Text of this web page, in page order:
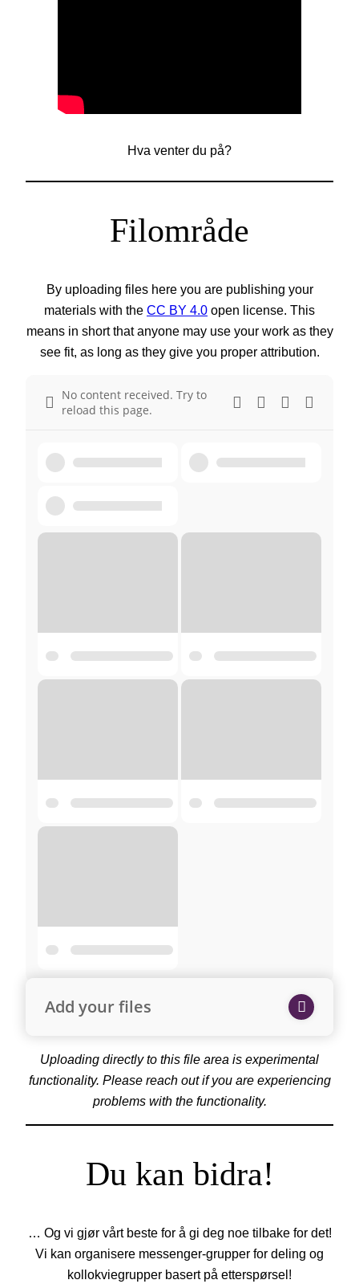
Hva venter du på?
Filområde
By uploading files here you are publishing your
materials with the CC BY 4.0 open license. This
means in short that anyone may use your work as they
see fit, as long as they give you proper attribution.
No content received. Try to
reload this page.
Add your files
Uploading directly to this file area is experimental
functionality. Please reach out if you are experiencing
problems with the functionality.
Du kan bidra!
… Og vi gjør vårt beste for å gi deg noe tilbake for det!
Vi kan organisere messenger-grupper for deling og
kollokviegrupper basert på etterspørsel!